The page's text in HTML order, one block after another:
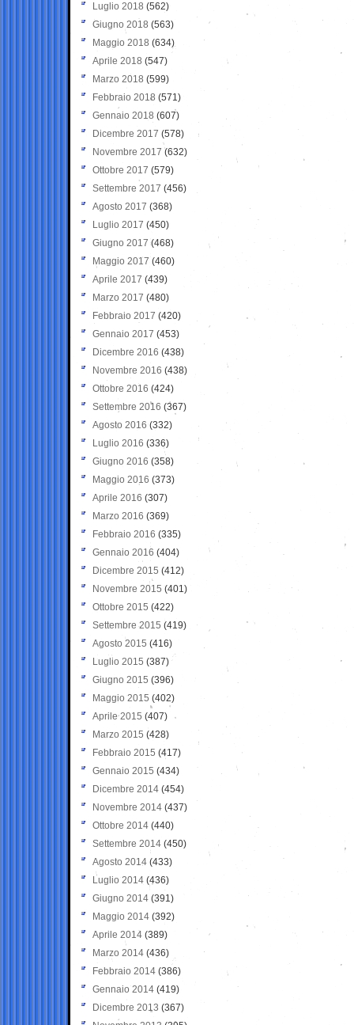
Luglio 2018 (562)
Giugno 2018 (563)
Maggio 2018 (634)
Aprile 2018 (547)
Marzo 2018 (599)
Febbraio 2018 (571)
Gennaio 2018 (607)
Dicembre 2017 (578)
Novembre 2017 (632)
Ottobre 2017 (579)
Settembre 2017 (456)
Agosto 2017 (368)
Luglio 2017 (450)
Giugno 2017 (468)
Maggio 2017 (460)
Aprile 2017 (439)
Marzo 2017 (480)
Febbraio 2017 (420)
Gennaio 2017 (453)
Dicembre 2016 (438)
Novembre 2016 (438)
Ottobre 2016 (424)
Settembre 2016 (367)
Agosto 2016 (332)
Luglio 2016 (336)
Giugno 2016 (358)
Maggio 2016 (373)
Aprile 2016 (307)
Marzo 2016 (369)
Febbraio 2016 (335)
Gennaio 2016 (404)
Dicembre 2015 (412)
Novembre 2015 (401)
Ottobre 2015 (422)
Settembre 2015 (419)
Agosto 2015 (416)
Luglio 2015 (387)
Giugno 2015 (396)
Maggio 2015 (402)
Aprile 2015 (407)
Marzo 2015 (428)
Febbraio 2015 (417)
Gennaio 2015 (434)
Dicembre 2014 (454)
Novembre 2014 (437)
Ottobre 2014 (440)
Settembre 2014 (450)
Agosto 2014 (433)
Luglio 2014 (436)
Giugno 2014 (391)
Maggio 2014 (392)
Aprile 2014 (389)
Marzo 2014 (436)
Febbraio 2014 (386)
Gennaio 2014 (419)
Dicembre 2013 (367)